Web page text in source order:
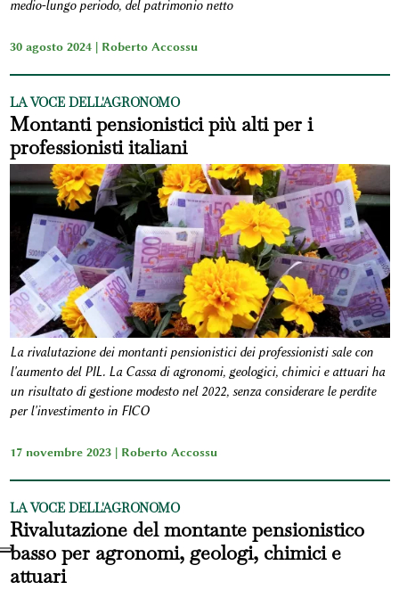
medio-lungo periodo, del patrimonio netto
30 agosto 2024 | Roberto Accossu
LA VOCE DELL'AGRONOMO
Montanti pensionistici più alti per i
professionisti italiani
La rivalutazione dei montanti pensionistici dei professionisti sale con
l'aumento del PIL. La Cassa di agronomi, geologici, chimici e attuari ha
un risultato di gestione modesto nel 2022, senza considerare le perdite
per l'investimento in FICO
17 novembre 2023 | Roberto Accossu
LA VOCE DELL'AGRONOMO
Rivalutazione del montante pensionistico
basso per agronomi, geologi, chimici e
attuari